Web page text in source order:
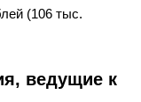
(106 тыс.
ведущие к